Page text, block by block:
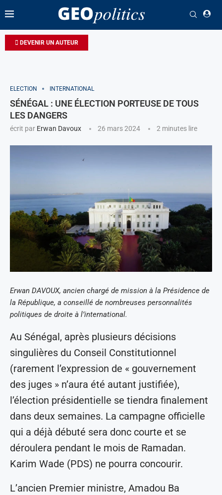
DEVENIR UN AUTEUR
ELECTION INTERNATIONAL
SÉNÉGAL : UNE ÉLECTION PORTEUSE DE TOUS
LES DANGERS
écrit par Erwan Davoux 26 mars 2024 2 minutes lire
Erwan DAVOUX, ancien chargé de mission à la Présidence de
la République, a conseillé de nombreuses personnalités
politiques de droite à l’international.
Au Sénégal, après plusieurs décisions
singulières du Conseil Constitutionnel
(rarement l’expression de « gouvernement
des juges » n’aura été autant justifiée),
l’élection présidentielle se tiendra finalement
dans deux semaines. La campagne officielle
qui a déjà débuté sera donc courte et se
déroulera pendant le mois de Ramadan.
Karim Wade (PDS) ne pourra concourir.
L’ancien Premier ministre, Amadou Ba